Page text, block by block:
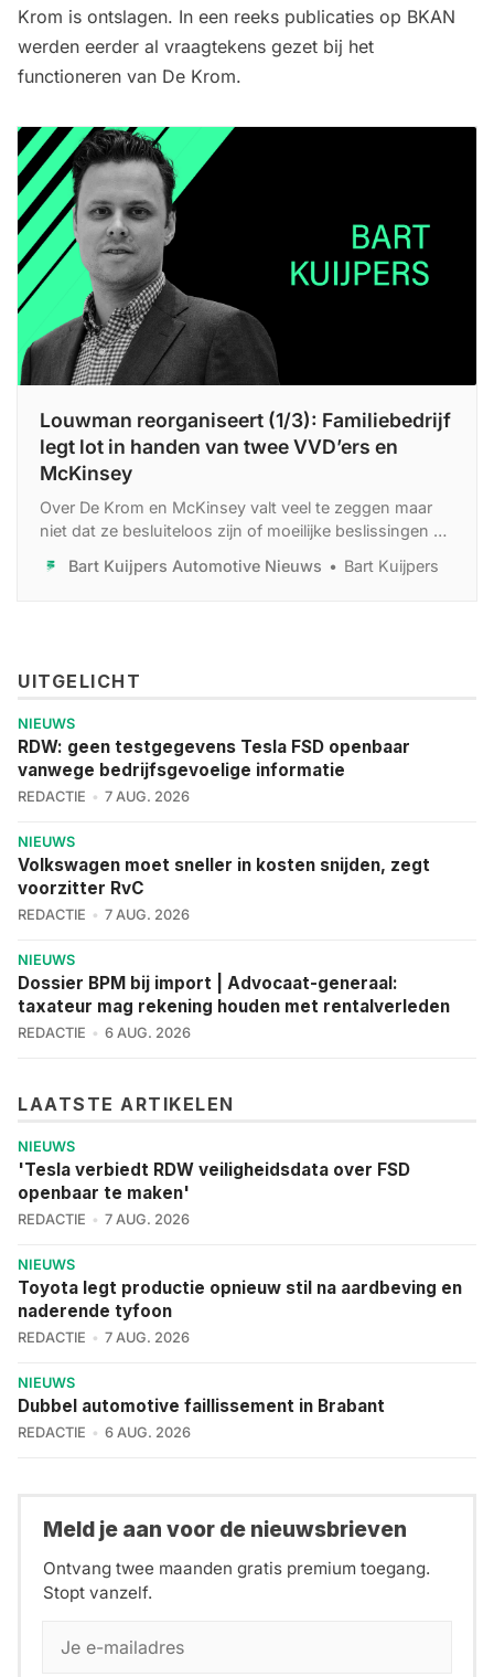
Krom is ontslagen. In een reeks publicaties op BKAN
werden eerder al vraagtekens gezet bij het
functioneren van De Krom.
Louwman reorganiseert (1/3): Familiebedrijf
legt lot in handen van twee VVD’ers en
McKinsey
Over De Krom en McKinsey valt veel te zeggen maar
niet dat ze besluiteloos zijn of moeilijke beslissingen uit
Bart Kuijpers Automotive Nieuws Bart Kuijpers
UITGELICHT
NIEUWS
RDW: geen testgegevens Tesla FSD openbaar
vanwege bedrijfsgevoelige informatie
REDACTIE 7 AUG. 2026
NIEUWS
Volkswagen moet sneller in kosten snijden, zegt
voorzitter RvC
REDACTIE 7 AUG. 2026
NIEUWS
Dossier BPM bij import | Advocaat-generaal:
taxateur mag rekening houden met rentalverleden
REDACTIE 6 AUG. 2026
LAATSTE ARTIKELEN
NIEUWS
'Tesla verbiedt RDW veiligheidsdata over FSD
openbaar te maken'
REDACTIE 7 AUG. 2026
NIEUWS
Toyota legt productie opnieuw stil na aardbeving en
naderende tyfoon
REDACTIE 7 AUG. 2026
NIEUWS
Dubbel automotive faillissement in Brabant
REDACTIE 6 AUG. 2026
Meld je aan voor de nieuwsbrieven
Ontvang twee maanden gratis premium toegang.
Stopt vanzelf.